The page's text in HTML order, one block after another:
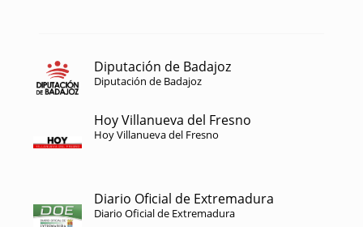
Diputación de Badajoz
Diputación de Badajoz
Hoy Villanueva del Fresno
Hoy Villanueva del Fresno
Diario Oficial de Extremadura
Diario Oficial de Extremadura